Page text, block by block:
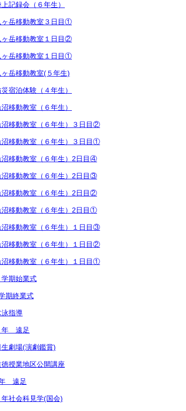
上記録会（６年生）
ヶ岳移動教室３日目①
ヶ岳移動教室１日目②
ヶ岳移動教室１日目①
ヶ岳移動教室(５年生)
災宿泊体験（４年生）
移動教室（６年生）
沼移動教室（６年生）３日目②
沼移動教室（６年生）３日目①
沼移動教室（６年生）2日目④
沼移動教室（６年生）2日目③
沼移動教室（６年生）2日目②
沼移動教室（６年生）2日目①
沼移動教室（６年生）１日目③
沼移動教室（６年生）１日目②
沼移動教室（６年生）１日目①
学期始業式
期終業式
泳指導
年 遠足
生劇場(演劇鑑賞)
徳授業地区公開講座
遠足
年社会科見学(国会)